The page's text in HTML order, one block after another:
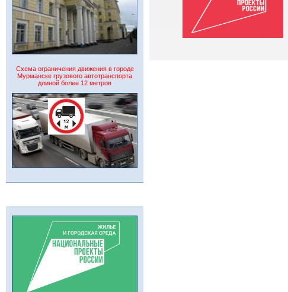
Схема ограничения движения в городе
Мурманске грузового автотранспорта
длиной более 12 метров